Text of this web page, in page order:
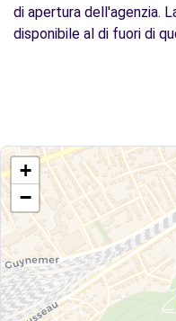
di apertura dell'agenzia.
disponibile al di fuori di
+
−